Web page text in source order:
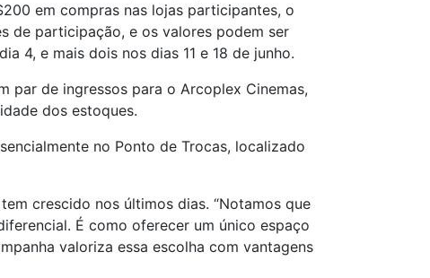
em compras nas lojas participantes, o
de participação, e os valores podem ser
4, e mais dois nos dias 11 e 18 de junho.
par de ingressos para o Arcoplex Cinemas,
dos estoques.
no Ponto de Trocas, localizado
crescido nos últimos dias. “Notamos que
É como oferecer um único espaço
valoriza essa escolha com vantagens